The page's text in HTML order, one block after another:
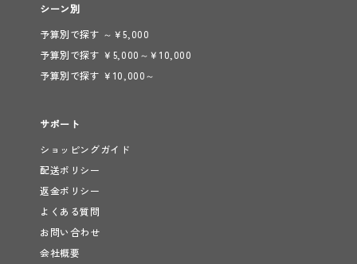
シーン別
予算別で探す ～￥5,000
予算別で探す ￥5,000～￥10,000
予算別で探す ￥10,000～
サポート
ショッピングガイド
配送ポリシー
返金ポリシー
よくある質問
お問い合わせ
会社概要